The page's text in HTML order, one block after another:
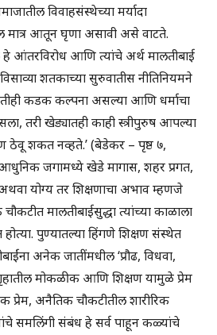
विवाहसंस्थेच्या मर्यादा
मात्र आतून घृणा असावी असे वाटते.
आंतरविरोध आणि त्यांचे अर्थ मालतीबाई
शतकाच्या सुरुवातीस नीतिनियमने
कडक कल्पना असल्या आणि धर्माचा
तरी खेड्यातही काही स्त्रीपुरुष आपल्या
ठेवू शकत नव्हते.’ (बेडेकर – पृष्ठ ७,
जगामध्ये खेडे मागास, शहर प्रगत,
योग्य तर शिक्षणाचा अभाव म्हणजे
मालतीबाईसुद्धा त्यांच्या काळाला
पुण्यातल्या हिंगणे शिक्षण संस्थेत
अनेक जातींमधील ‘प्रौढ, विधवा,
मोकळीक आणि शिक्षण यामुळे प्रेम
प्रेम, अनैतिक चौकटीतील शारीरिक
समलिंगी संबंध हे सर्व पाहून कळ्यांचे